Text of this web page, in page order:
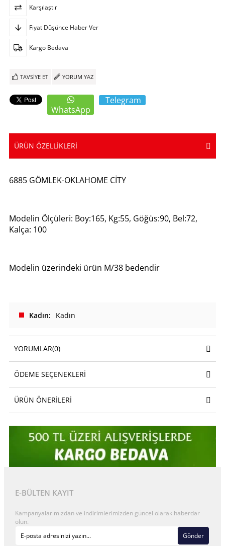
Karşılaştır
Fiyat Düşünce Haber Ver
Kargo Bedava
TAVSIYE ET YORUM YAZ
WhatsApp
Telegram
ÜRÜN ÖZELLIKLERI
6885 GÖMLEK-OKLAHOME CİTY
Modelin Ölçüleri: Boy:165, Kg:55, Göğüs:90, Bel:72,
Kalça: 100
Modelin üzerindeki ürün M/38 bedendir
Kadın Kadın
YORUMLAR(0)
ÖDEME SEÇENEKLERI
ÜRÜN ÖNERILERI
E-BÜLTEN KAYIT
Kampanyalarımızdan ve indirimlerimizden güncel olarak haberdar
olun.
Gönder